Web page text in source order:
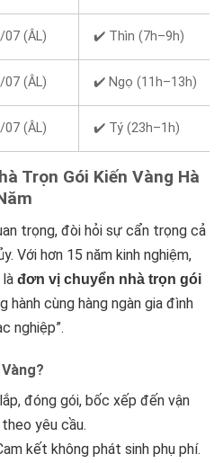
07 (ÂL) ✔️ Thìn (7h–9h)
07 (ÂL) ✔️ Ngọ (11h–13h)
07 (ÂL) ✔️ Tý (23h–1h)
Trọn Gói Kiến Vàng Hà
trọng, đòi hỏi sự cẩn trọng cả
Với hơn 15 năm kinh nghiệm,
đơn vị chuyển nhà trọn gói
hành cùng hàng ngàn gia đình
nghiệp”.
đóng gói, bốc xếp đến vận
yêu cầu.
kết không phát sinh phụ phí.